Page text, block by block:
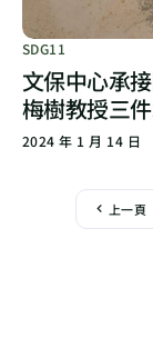
SDG11
文保中心承
梅樹教授三
2024 年 1 月 14 日
上一頁